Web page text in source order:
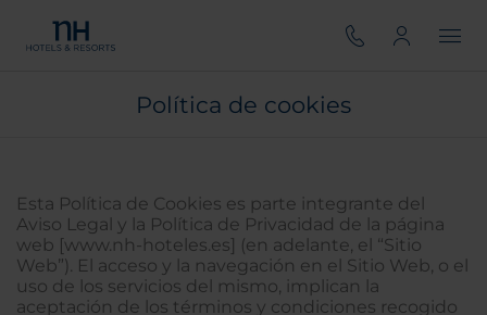
Política de cookies
Esta Política de Cookies es parte integrante del
Aviso Legal y la Política de Privacidad de la página
web [www.nh-hoteles.es] (en adelante, el “Sitio
Web”). El acceso y la navegación en el Sitio Web, o el
uso de los servicios del mismo, implican la
aceptación de los términos y condiciones recogido